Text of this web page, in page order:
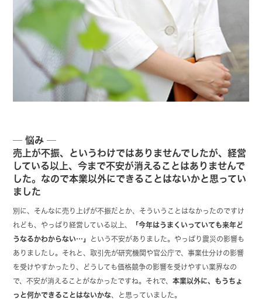
─ 悩み ─
売上が不振、というわけではありませんでしたが、経営
している以上、今まで不安が消えることはありませんで
した。なので本業以外にできることはないかと思ってい
ました
別に、そんなに売り上げが不振だとか、そういうことはなかったのですけ
れども、やっぱり経営している以上、
「今年はうまくいっていても来年ど
うなるかわからない…」
という不安がありました。やっぱり震災の影響も
ありましたし。それと、取引先が研究機関や官公庁で、事業仕分けの影響
を受けやすかったり、どうしても価格競争の影響を受けやすい業界なの
で、不安が消えることがなかったですね。それで、本業以外に、もうちょ
っと何かできることはないかな、と思っていました。